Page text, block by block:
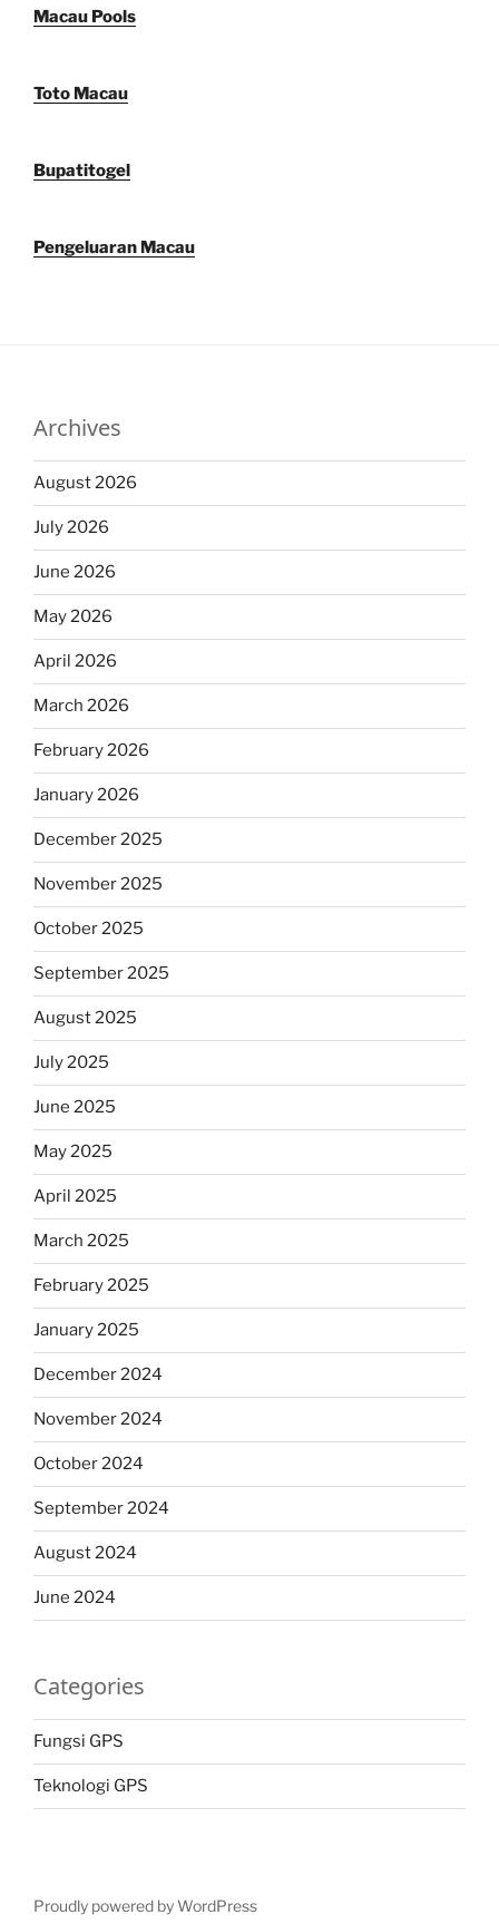
Macau Pools
Toto Macau
Bupatitogel
Pengeluaran Macau
Archives
August 2026
July 2026
June 2026
May 2026
April 2026
March 2026
February 2026
January 2026
December 2025
November 2025
October 2025
September 2025
August 2025
July 2025
June 2025
May 2025
April 2025
March 2025
February 2025
January 2025
December 2024
November 2024
October 2024
September 2024
August 2024
June 2024
Categories
Fungsi GPS
Teknologi GPS
Proudly powered by WordPress